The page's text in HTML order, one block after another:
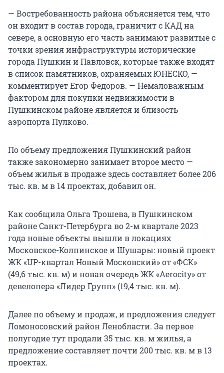
— Востребованность района объясняется тем, что
он входит в состав города, граничит с КАД на
севере, а основную его часть занимают развитые с
точки зрения инфраструктуры исторические
города Пушкин и Павловск, которые также входят
в список памятников, охраняемых ЮНЕСКО, —
комментирует Егор Федоров. — Немаловажным
фактором для покупки недвижимости в
Пушкинском районе является и близость
аэропорта Пулково.
По объему предложения Пушкинский район
также закономерно занимает второе место —
объем жилья в продаже здесь составляет более 206
тыс. кв. м в 14 проектах, добавил он.
Как сообщила Ольга Трошева, в Пушкинском
районе Санкт-Петербурга во 2-м квартале 2023
года новые объекты вышли в локациях
Московское-Колпинское и Шушары: новый проект
ЖК «UP-квартал Новый Московский» от «ФСК»
(49,6 тыс. кв. м) и новая очередь ЖК «Aerocity» от
девелопера «Лидер Групп» (19,4 тыс. кв. м).
Далее по объему и продаж, и предложения следует
Ломоносовский район Ленобласти. За первое
полугодие тут продали 35 тыс. кв. м жилья, а
предложение составляет почти 200 тыс. кв. м в 13
проектах.